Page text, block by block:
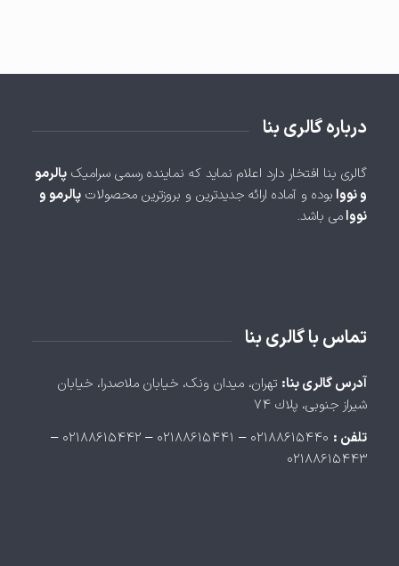
درباره گالری بنا
گالری بنا افتخار دارد اعلام نماید که نماینده رسمی سرامیک پالرمو
و نووابوده و آماده ارائه جدیدترین و بروزترین محصولات پالرمو و
نووامی باشد.
تماس با گالری بنا
آدرس گالری بنا: تهران، ميدان ونک، خيابان ملاصدرا، خيابان
شيراز جنوبی، پلاك ۷۴
تلفن :
۰۲۱۸۸۶۱۵۴۴۰ – ۰۲۱۸۸۶۱۵۴۴۱ – ۰۲۱۸۸۶۱۵۴۴۲ –
۰۲۱۸۸۶۱۵۴۴۳